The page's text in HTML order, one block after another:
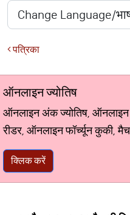
पत्रिका
ऑनलाइन ज्योतिष
ऑनलाइन अंक ज्योतिष, ऑनलाइन
रीडर, ऑनलाइन फॉर्च्यून कुकी,
क्लिक करें